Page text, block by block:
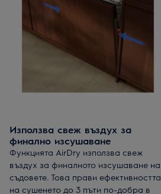
Използва свеж въздух за
финално изсушаване
Функцията AirDry използва свеж
въздух за финалното изсушаване на
съдовете. Това прави ефективността
на сушенето до 3 пъти по-добра в